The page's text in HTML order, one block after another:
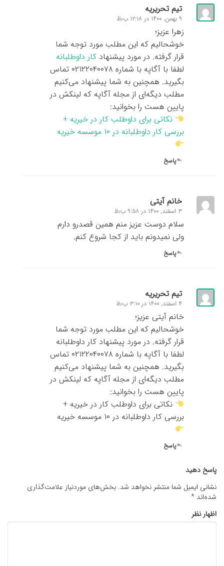
تیم تحریریه
۹ بهمن, ۱۴۰۰ در ۱۲:۱۸ ب٫ظ
زهرا عزیز؛
خوشحالیم که این مطلب مورد توجه شما
قرار گرفته. در مورد پیشنهاد کار داوطلبانه
لطفا با آگاپه با شماره ۰۲۱۲۲۰۴۰۰۷۸ تماس
بگیرید. همچنین به شما پیشنهاد می‌کنیم
مطلب دیگه‌ای از مجله آگاپه که لینکش در
پایین هست را بخوانید:
نکاتی برای داوطلب کار در خیریه +
بررسی کار داوطلبانه در ۱۰ موسسه خیریه
پاسخ
خانم آیتی
۳ اسفند, ۱۴۰۰ در ۹:۵۸ ب٫ظ
سلام دوست عزیز منم همین قصدرو دارم
ولی نمیدونم باید از کجا شروع کنم.
پاسخ
تیم تحریریه
۴ اسفند, ۱۴۰۰ در ۳:۱۰ ب٫ظ
خانم آیتی عزیز؛
خوشحالیم که این مطلب مورد توجه شما
قرار گرفته. در مورد پیشنهاد کار داوطلبانه
لطفا با آگاپه با شماره ۰۲۱۲۲۰۴۰۰۷۸ تماس
بگیرید. همچنین به شما پیشنهاد می‌کنیم
مطلب دیگه‌ای از مجله آگاپه که لینکش در
پایین هست را بخوانید:
نکاتی برای داوطلب کار در خیریه +
بررسی کار داوطلبانه در ۱۰ موسسه خیریه
پاسخ
پاسخ دهید
نشانی ایمیل شما منتشر نخواهد شد. بخش‌های موردنیاز علامت‌گذاری
شده‌اند *
اظهار نظر